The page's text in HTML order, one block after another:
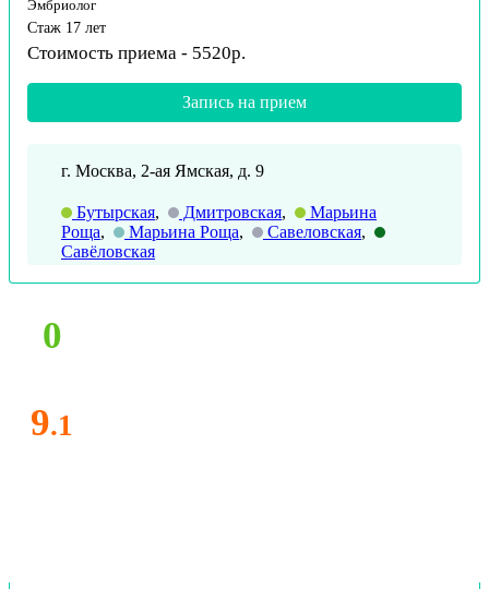
Эмбриолог
Стаж 17 лет
Стоимость приема - 5520р.
Запись на прием
г. Москва, 2-ая Ямская, д. 9
Бутырская, Дмитровская,
Марьина
Роща, Марьина Роща, Савеловская,
Савёловская
0
9.1